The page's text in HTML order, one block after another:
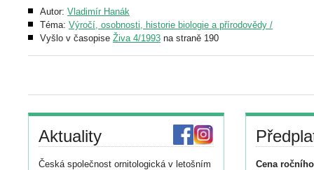
Autor: Vladimír Hanák
Téma: Výročí, osobnosti, historie biologie a přírodovědy /
Vyšlo v časopise Živa 4/1993 na straně 190
Aktuality
Česká společnost ornitologická v letošním
Cena